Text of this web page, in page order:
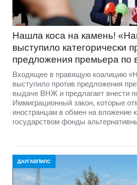
Нашла коса на камень!
выступило категорически
предложения премьера
Входящее в правящую коалицию
выступило против предложения
выдаче ВНЖ и предлагает внести
Иммиграционный закон, которые
иностранцам в обмен на вложение
государством фонды
ДАУГАВПИЛС